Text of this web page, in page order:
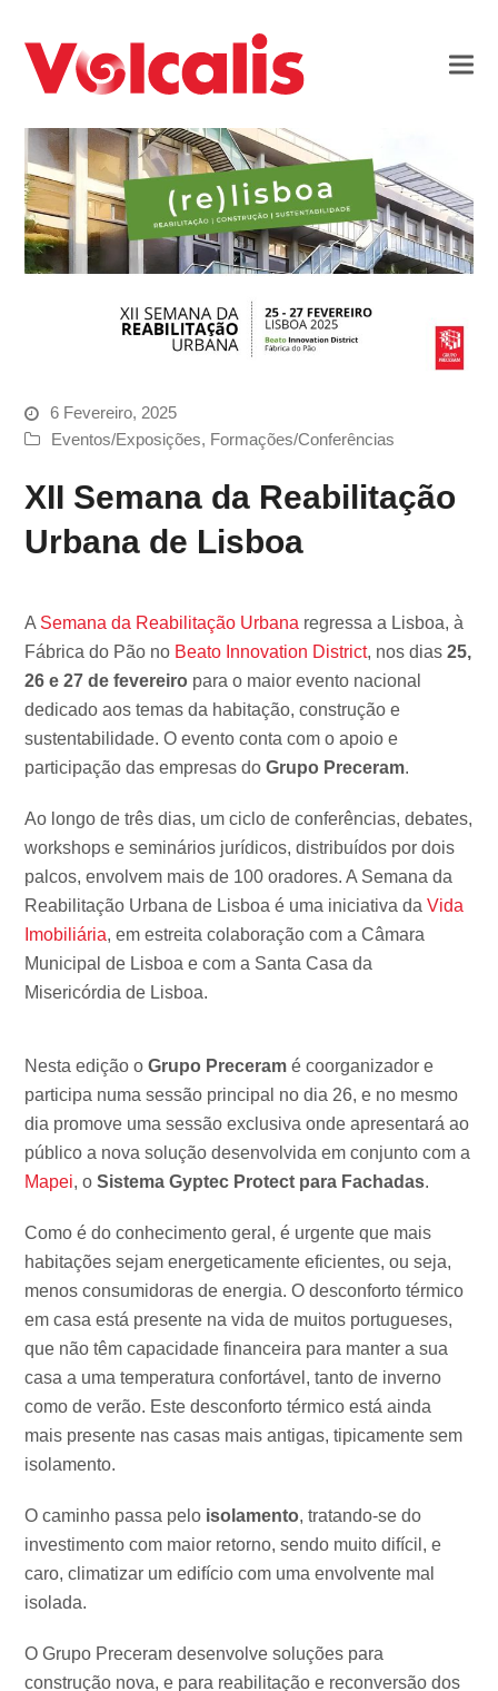
6 Fevereiro, 2025
Eventos/Exposições, Formações/Conferências
XII Semana da Reabilitação
Urbana de Lisboa
A Semana da Reabilitação Urbana regressa a Lisboa, à
Fábrica do Pão no Beato Innovation District, nos dias25,
26 e 27 de fevereiro para o maior evento nacional
dedicado aos temas da habitação, construção e
sustentabilidade. O evento conta com o apoio e
participação das empresas doGrupo Preceram.
Ao longo de três dias, um ciclo de conferências, debates,
workshops e seminários jurídicos, distribuídos por dois
palcos, envolvem mais de 100 oradores. A Semana da
Reabilitação Urbana de Lisboa é uma iniciativa daVida
Imobiliária, em estreita colaboração com a Câmara
Municipal de Lisboa e com a Santa Casa da
Misericórdia de Lisboa.
Nesta edição oGrupo Preceram é coorganizador e
participa numa sessão principal no dia 26, e no mesmo
dia promove uma sessão exclusiva onde apresentará ao
público a nova solução desenvolvida em conjunto com a
Mapei, oSistema Gyptec Protect para Fachadas.
Como é do conhecimento geral, é urgente que mais
habitações sejam energeticamente eficientes, ou seja,
menos consumidoras de energia. O desconforto térmico
em casa está presente na vida de muitos portugueses,
que não têm capacidade financeira para manter a sua
casa a uma temperatura confortável, tanto de inverno
como de verão. Este desconforto térmico está ainda
mais presente nas casas mais antigas, tipicamente sem
isolamento.
O caminho passa pelo isolamento, tratando-se do
investimento com maior retorno, sendo muito difícil, e
caro, climatizar um edifício com uma envolvente mal
isolada.
O Grupo Preceram desenvolve soluções para
construção nova, e para reabilitação e reconversão dos